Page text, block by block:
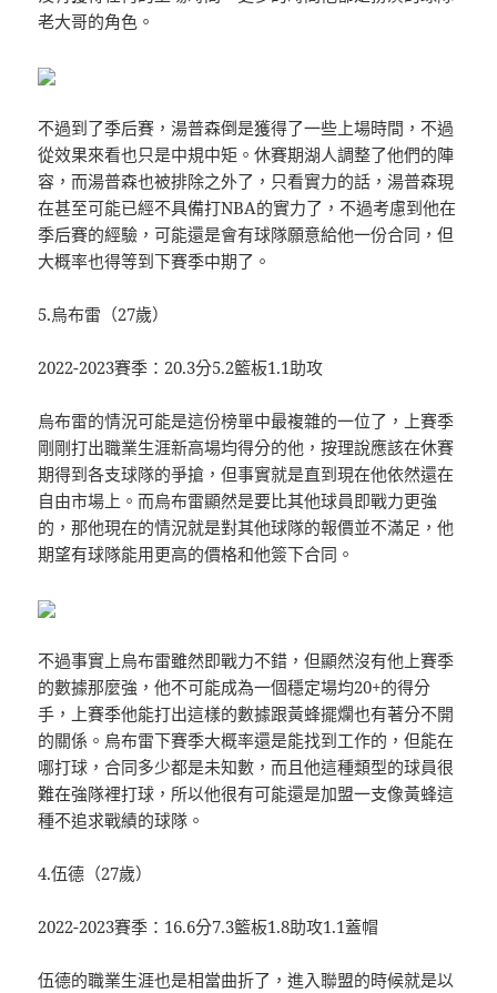
老大哥的角色。
不過到了季后賽，湯普森倒是獲得了一些上場時間，不過
從效果來看也只是中規中矩。休賽期湖人調整了他們的陣
容，而湯普森也被排除之外了，只看實力的話，湯普森現
在甚至可能已經不具備打NBA的實力了，不過考慮到他在
季后賽的經驗，可能還是會有球隊願意給他一份合同，但
大概率也得等到下賽季中期了。
5.烏布雷（27歲）
2022-2023賽季：20.3分5.2籃板1.1助攻
烏布雷的情況可能是這份榜單中最複雜的一位了，上賽季
剛剛打出職業生涯新高場均得分的他，按理說應該在休賽
期得到各支球隊的爭搶，但事實就是直到現在他依然還在
自由市場上。而烏布雷顯然是要比其他球員即戰力更強
的，那他現在的情況就是對其他球隊的報價並不滿足，他
期望有球隊能用更高的價格和他簽下合同。
不過事實上烏布雷雖然即戰力不錯，但顯然沒有他上賽季
的數據那麼強，他不可能成為一個穩定場均20+的得分
手，上賽季他能打出這樣的數據跟黃蜂擺爛也有著分不開
的關係。烏布雷下賽季大概率還是能找到工作的，但能在
哪打球，合同多少都是未知數，而且他這種類型的球員很
難在強隊裡打球，所以他很有可能還是加盟一支像黃蜂這
種不追求戰績的球隊。
4.伍德（27歲）
2022-2023賽季：16.6分7.3籃板1.8助攻1.1蓋帽
伍德的職業生涯也是相當曲折了，進入聯盟的時候就是以